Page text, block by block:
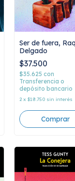
Ser de fuera,
Delgado
$37.500
$35.625 con
Transferencia o
depósito bancario
2 x $18.750 sin interés